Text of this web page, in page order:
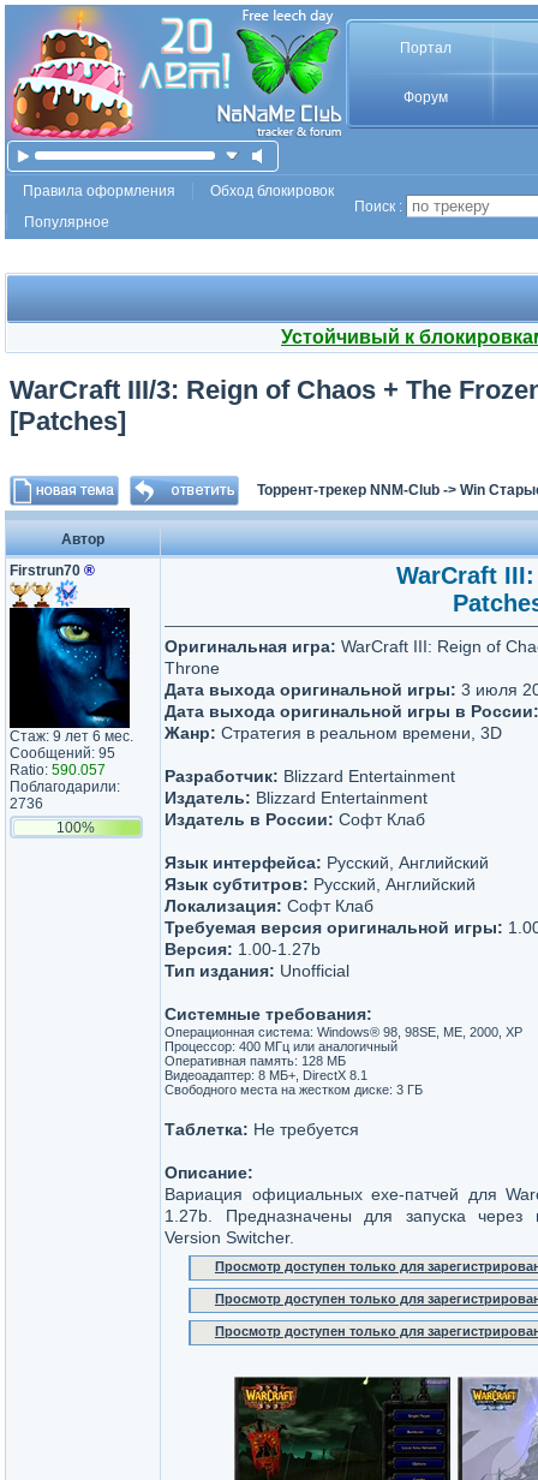
Портал
Форум
Правила оформления
Обход блокировок
Популярное
Поиск :
Устойчивый к
WarCraft III/3: Reign of Chaos + The
[Patches]
Торрент-трекер NNM-Club -> Win
Автор
Firstrun70 ®
Стаж: 9 лет 6 мес.
Сообщений: 95
Ratio: 590.057
Поблагодарили:
2736
100%
WarCraft
Оригинальная игра: WarCraft III: Reign of
Throne
Дата выхода оригинальной игры: 3 июля
Дата выхода оригинальной игры в России:
Жанр: Стратегия в реальном времени, 3D
Разработчик: Blizzard Entertainment
Издатель: Blizzard Entertainment
Издатель в России: Софт Клаб
Язык интерфейса: Русский, Английский
Язык субтитров: Русский, Английский
Локализация: Софт Клаб
Требуемая версия оригинальной игры:
Версия: 1.00-1.27b
Тип издания: Unofficial
Системные требования:
Операционная система: Windows® 98, 98SE, ME, 2000, XP
Процессор: 400 МГц или аналогичный
Оперативная память: 128 МБ
Видеоадаптер: 8 МБ+, DirectX 8.1
Свободного места на жестком диске: 3 ГБ
Таблетка: Не требуется
Описание:
Вариация официальных exe-патчей для
1.27b. Предназначены для запуска через
Version Switcher.
Просмотр доступен только для
Просмотр доступен только для
Просмотр доступен только для